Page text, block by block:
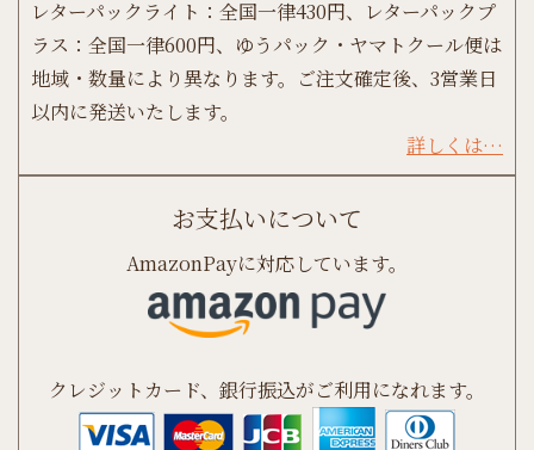
レターパックライト：全国一律430円、レターパックプ
ラス：全国一律600円、ゆうパック・ヤマトクール便は
地域・数量により異なります。ご注文確定後、3営業日
以内に発送いたします。
詳しくは…
お支払いについて
AmazonPayに対応しています。
クレジットカード、銀行振込がご利用になれます。